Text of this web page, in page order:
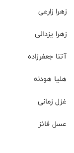
زهرا زارعی
زهرا یزدانی
آتنا جعفرزاده
هلیا هودنه
غزل زمانی
عسل فائز